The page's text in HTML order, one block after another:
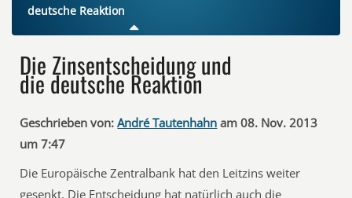
deutsche Reaktion
Die Zinsentscheidung und
die deutsche Reaktion
Geschrieben von: André Tautenhahn am 08. Nov. 2013
um 7:47
Die Europäische Zentralbank hat den Leitzins weiter
gesenkt. Die Entscheidung hat natürlich auch die